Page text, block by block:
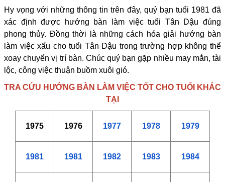
Hy vọng với những thông tin trên đây, quý bạn tuổi 1981 đã
xác định được hướng bàn làm việc tuổi Tân Dậu đúng
phong thủy. Đồng thời là những cách hóa giải hướng bàn
làm việc xấu cho tuổi Tân Dậu trong trường hợp không thể
xoay chuyển vị trí bàn. Chúc quý bạn gặp nhiều may mắn, tài
lộc, công việc thuận buồm xuôi gió.
TRA CỨU HƯỚNG BÀN LÀM VIỆC TỐT CHO TUỔI KHÁC
TẠI
1975 1976 1977 1978 1979
1981 1981 1982 1983 1984